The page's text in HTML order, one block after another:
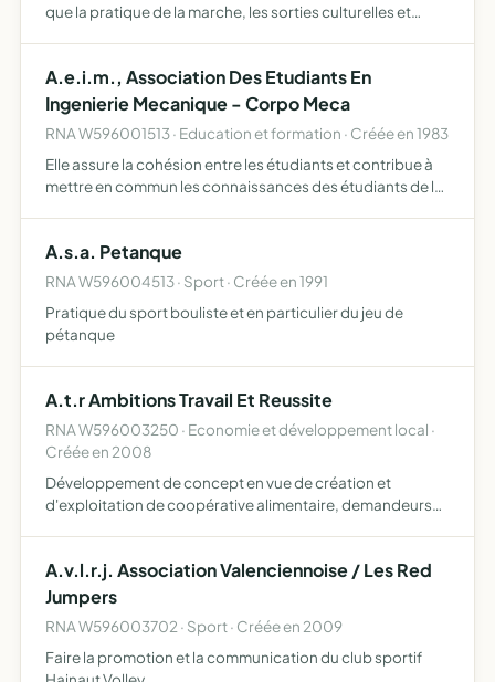
que la pratique de la marche, les sorties culturelles et
A.e.i.m., Association Des Etudiants En
Ingenierie Mecanique - Corpo Meca
RNA W596001513 · Education et formation · Créée en 1983
Elle assure la cohésion entre les étudiants et contribue à
mettre en commun les connaissances des étudiants de la
A.s.a. Petanque
RNA W596004513 · Sport · Créée en 1991
Pratique du sport bouliste et en particulier du jeu de
pétanque
A.t.r Ambitions Travail Et Reussite
RNA W596003250 · Economie et développement local ·
Créée en 2008
Développement de concept en vue de création et
d'exploitation de coopérative alimentaire, demandeurs
l'environnement professio…
A.v.l.r.j. Association Valenciennoise / Les Red
Jumpers
RNA W596003702 · Sport · Créée en 2009
Faire la promotion et la communication du club sportif